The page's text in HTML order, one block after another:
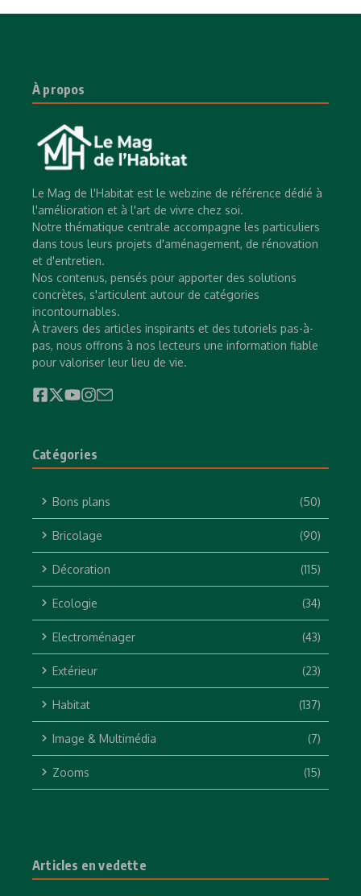
À propos
Le Mag de l'Habitat est le webzine de référence dédié à
l'amélioration et à l'art de vivre chez soi.
Notre thématique centrale accompagne les particuliers
dans tous leurs projets d'aménagement, de rénovation
et d'entretien.
Nos contenus, pensés pour apporter des solutions
concrètes, s'articulent autour de catégories
incontournables.
À travers des articles inspirants et des tutoriels pas-à-
pas, nous offrons à nos lecteurs une information fiable
pour valoriser leur lieu de vie.
Catégories
Bons plans (50)
Bricolage (90)
Décoration (115)
Ecologie (34)
Electroménager (43)
Extérieur (23)
Habitat (137)
Image & Multimédia (7)
Zooms (15)
Articles en vedette